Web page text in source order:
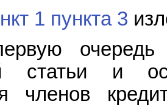
1 пункта 3
очередь
статьи и
членов